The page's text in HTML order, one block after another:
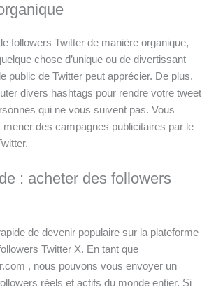
followers Twitter de manière organique,
chose d’unique ou de divertissant
public de Twitter peut apprécier. De plus,
divers hashtags pour rendre votre tweet
qui ne vous suivent pas. Vous
mener des campagnes publicitaires par le
: acheter des followers
de devenir populaire sur la plateforme
Twitter X. En tant que
, nous pouvons vous envoyer un
réels et actifs du monde entier. Si